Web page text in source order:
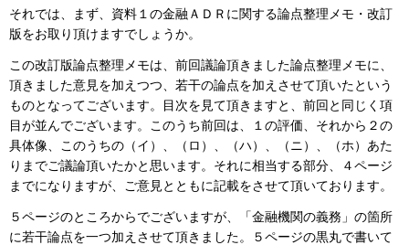
それでは、まず、資料１の金融ＡＤＲに関する論点整理メモ・改訂
版をお取り頂けますでしょうか。
この改訂版論点整理メモは、前回議論頂きました論点整理メモに、
頂きました意見を加えつつ、若干の論点を加えさせて頂いたという
ものとなってございます。目次を見て頂きますと、前回と同じく項
目が並んでございます。このうち前回は、１の評価、それから２の
具体像、このうちの（イ）、（ロ）、（ハ）、（ニ）、（ホ）あた
りまでご議論頂いたかと思います。それに相当する部分、４ページ
までになりますが、ご意見とともに記載をさせて頂いております。
５ページのところからでございますが、「金融機関の義務」の箇所
に若干論点を一つ加えさせて頂きました。５ページの黒丸で書いて